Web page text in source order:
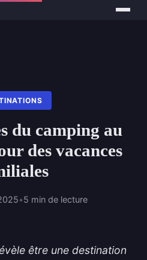
du camping au
des vacances
•5 min de lecture
être une destination